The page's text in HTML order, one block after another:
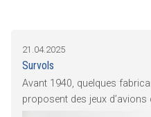
21.04.2025
Survols
Avant 1940, quelques
proposent des jeux d’avions